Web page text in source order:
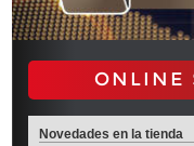
ONLINE
Novedades en la tienda